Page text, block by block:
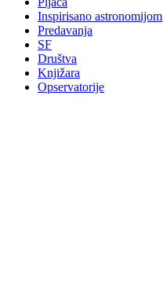
Inspirisano astronomijom
Predavanja
SF
Društva
Knjižara
Opservatorije